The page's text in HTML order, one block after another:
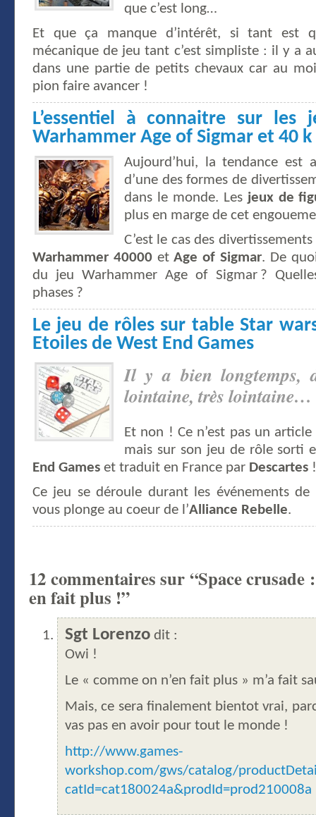
que c’est long…
Et que ça manque d’intérêt, si tant est
mécanique de jeu tant c’est simpliste : il y a
dans une partie de petits chevaux car au
pion faire avancer !
L’essentiel à connaitre sur les
Warhammer Age of Sigmar et 40 k
Aujourd’hui, la tendance est
d’une des formes de
dans le monde. Les jeux de
plus en marge de cet
C’est le cas des
Warhammer 40000etAge of Sigmar. De
du jeu Warhammer Age of Sigmar ?
phases ?
Le jeu de rôles sur table Star
Etoiles de West End Games
Il y a bien longtemps,
lointaine, très lointaine…
Et non ! Ce n’est pas un
mais sur son jeu de rôle sorti
End Games et traduit en France par Descartes !
Ce jeu se déroule durant les événements
vous plonge au coeur de l’Alliance Rebelle.
12 commentaires sur “Space crusade
en fait plus !”
Sgt Lorenzo dit :
Owi !
Le « comme on n’en fait plus » m’a fait
Mais, ce sera finalement bientot vrai,
vas pas en avoir pour tout le monde !
http://www.games-
workshop.com/gws/catalog/
catId=cat180024a&prodId=prod210008a